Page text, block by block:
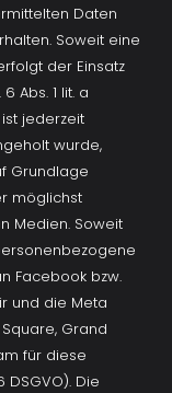
Daten
Soweit eine
der Einsatz
Abs. 1 lit. a
ist jederzeit
wurde,
Grundlage
möglichst
Medien. Soweit
Facebook bzw.
und die Meta
Grand
für diese
Die